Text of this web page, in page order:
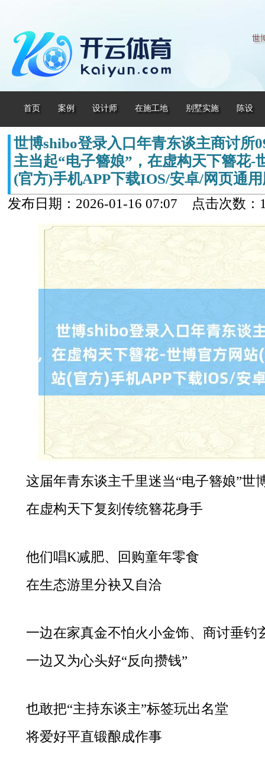
世
首页 案例 设计师 在施工地 别墅实施 陈设
世博shibo登录入口年青东谈主商讨所
主当起“电子簪娘”，在虚构天下簪花-
(官方)手机APP下载IOS/安卓/网页通
发布日期：2026-01-16 07:07 点击次数：
这届年青东谈主千里迷当“电子簪娘”世
在虚构天下复刻传统簪花身手
他们唱K减肥、回购童年零食
在生态游里分袂又自洽
一边在家真金不怕火小金饰、商讨垂钓
一边又为心头好“反向攒钱”
也敢把“主持东谈主”标签玩出名堂
将爱好平直锻酿成作事